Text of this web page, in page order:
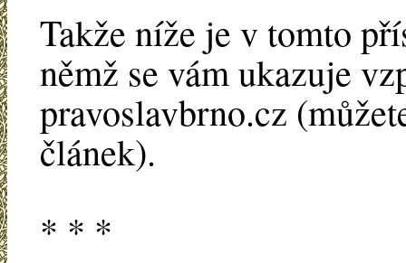
Takže níže je v tomto
němž se vám ukazuje
pravoslavbrno.cz
článek).
* * *